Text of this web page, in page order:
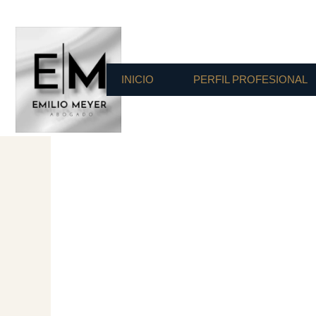
INICIO PERFIL PROFESIONAL